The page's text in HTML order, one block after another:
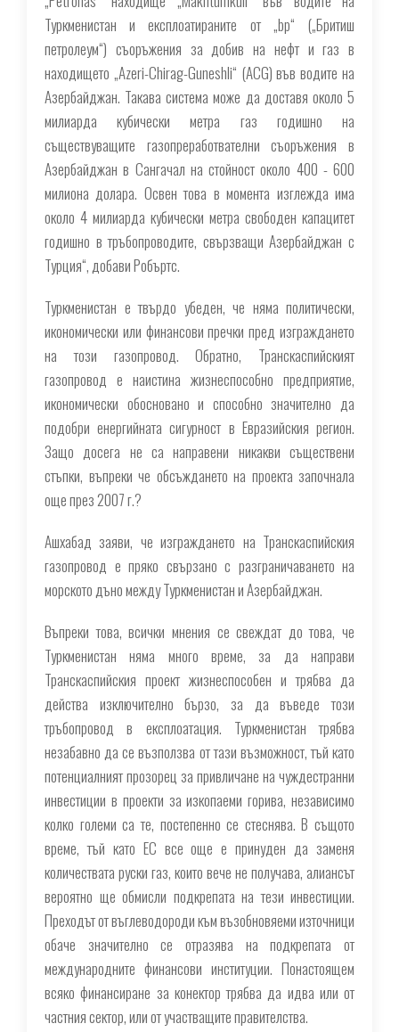
Туркменистан и експлоатираните от „bp“ („Бритиш
петролеум“) съоръжения за добив на нефт и газ в
находището „Azeri-Chirag-Guneshli“ (ACG) във водите на
Азербайджан. Такава система може да доставя около 5
милиарда кубически метра газ годишно на
съществуващите газопреработвателни съоръжения в
Азербайджан в Сангачал на стойност около 400 - 600
милиона долара. Освен това в момента изглежда има
около 4 милиарда кубически метра свободен капацитет
годишно в тръбопроводите, свързващи Азербайджан с
Турция“, добави Робъртс.
Туркменистан е твърдо убеден, че няма политически,
икономически или финансови пречки пред изграждането
на този газопровод. Обратно, Транскаспийският
газопровод е наистина жизнеспособно предприятие,
икономически обосновано и способно значително да
подобри енергийната сигурност в Евразийския регион.
Защо досега не са направени никакви съществени
стъпки, въпреки че обсъждането на проекта започнала
още през 2007 г.?
Ашхабад заяви, че изграждането на Транскаспийския
газопровод е пряко свързано с разграничаването на
морското дъно между Туркменистан и Азербайджан.
Въпреки това, всички мнения се свеждат до това, че
Туркменистан няма много време, за да направи
Транскаспийския проект жизнеспособен и трябва да
действа изключително бързо, за да въведе този
тръбопровод в експлоатация. Туркменистан трябва
незабавно да се възползва от тази възможност, тъй като
потенциалният прозорец за привличане на чуждестранни
инвестиции в проекти за изкопаеми горива, независимо
колко големи са те, постепенно се стеснява. В същото
време, тъй като ЕС все още е принуден да заменя
количествата руски газ, които вече не получава, алиансът
вероятно ще обмисли подкрепата на тези инвестиции.
Преходът от въглеводороди към възобновяеми източници
обаче значително се отразява на подкрепата от
международните финансови институции. Понастоящем
всяко финансиране за конектор трябва да идва или от
частния сектор, или от участващите правителства.